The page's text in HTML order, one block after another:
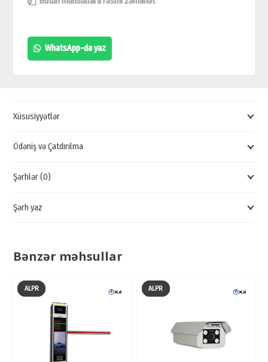
ƏSASLI
PGS,
ƏSASLI
TAPMA,
NƏSİL
AVADANLIQLARI
WhatsApp-da yaz
Xüsusiyyətlər
Ödəniş və Çatdırılma
Şərhlər (0)
Şərh yaz
Bənzər məhsullar
ALPR ALPR